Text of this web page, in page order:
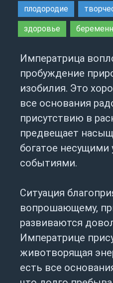
плодородие
здоровье
Императрица
пробуждение
изобилия. Это
все основания
присутствию в
предвещает
богатое несущими
событиями.
Ситуация
вопрошающему,
развиваются
Императрице
животворящая
есть все